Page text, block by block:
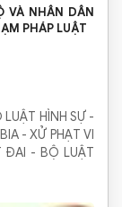
VÀ NHÂN DÂN
PHÁP LUẬT
VI